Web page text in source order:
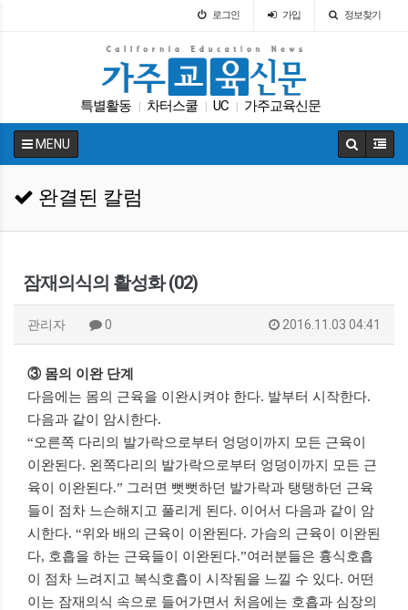
로그인 가입 정보찾기
특별활동 차터스쿨 UC 가주교육신문
| 코로나 인터뷰 가주교육부 휴교 팝사
MENU
완결된 칼럼
잠재의식의 활성화 (02)
관리자 0 2016.11.03 04:41
③ 몸의 이완 단계
다음에는 몸의 근육을 이완시켜야 한다. 발부터 시작한다.
다음과 같이 암시한다.
“오른쪽 다리의 발가락으로부터 엉덩이까지 모든 근육이
이완된다. 왼쪽다리의 발가락으로부터 엉덩이까지 모든 근
육이 이완된다.” 그러면 뻣뻣하던 발가락과 탱탱하던 근육
들이 점차 느슨해지고 풀리게 된다. 이어서 다음과 같이 암
시한다. “위와 배의 근육이 이완된다. 가슴의 근육이 이완된
다, 호흡을 하는 근육들이 이완된다.”여러분들은 흉식호흡
이 점차 느려지고 복식호흡이 시작됨을 느낄 수 있다. 어떤
이는 잠재의식 속으로 들어가면서 처음에는 호흡과 심장의